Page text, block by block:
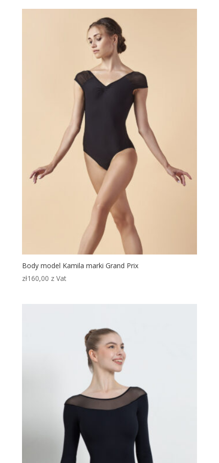
Body model Kamila marki Grand Prix
zł160,00 z Vat